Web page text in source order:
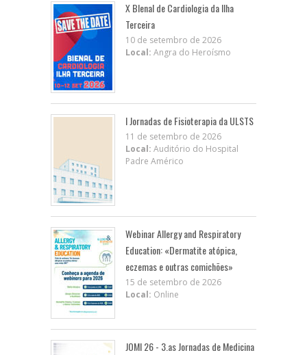
X BIenal de Cardiologia da Ilha
Terceira
10 de setembro de 2026
Local: Angra do Heroísmo
I Jornadas de Fisioterapia da ULSTS
11 de setembro de 2026
Local: Auditório do Hospital
Padre Américo
Webinar Allergy and Respiratory
Education: «Dermatite atópica,
eczemas e outras comichões»
15 de setembro de 2026
Local: Online
JOMI 26 - 3.as Jornadas de Medicina